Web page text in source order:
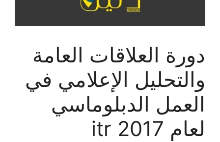
دورة العلاقات العامة
والتحليل الإعلامي في
العمل الدبلوماسي
لعام 2017 itr